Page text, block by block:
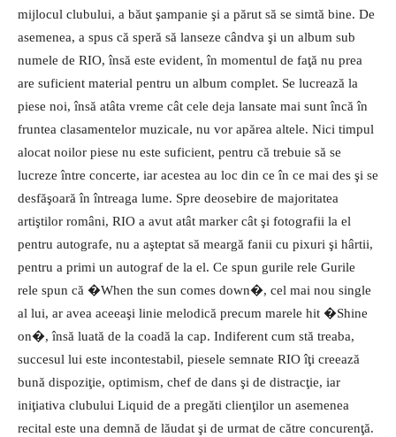
mijlocul clubului, a băut şampanie şi a părut să se simtă bine. De
asemenea, a spus că speră să lanseze cândva şi un album sub
numele de RIO, însă este evident, în momentul de faţă nu prea
are suficient material pentru un album complet. Se lucrează la
piese noi, însă atâta vreme cât cele deja lansate mai sunt încă în
fruntea clasamentelor muzicale, nu vor apărea altele. Nici timpul
alocat noilor piese nu este suficient, pentru că trebuie să se
lucreze între concerte, iar acestea au loc din ce în ce mai des şi se
desfăşoară în întreaga lume. Spre deosebire de majoritatea
artiştilor români, RIO a avut atât marker cât şi fotografii la el
pentru autografe, nu a aşteptat să meargă fanii cu pixuri şi hârtii,
pentru a primi un autograf de la el. Ce spun gurile rele Gurile
rele spun că �When the sun comes down�, cel mai nou single
al lui, ar avea aceeaşi linie melodică precum marele hit �Shine
on�, însă luată de la coadă la cap. Indiferent cum stă treaba,
succesul lui este incontestabil, piesele semnate RIO îţi creează
bună dispoziţie, optimism, chef de dans şi de distracţie, iar
iniţiativa clubului Liquid de a pregăti clienţilor un asemenea
recital este una demnă de lăudat şi de urmat de către concurenţă.